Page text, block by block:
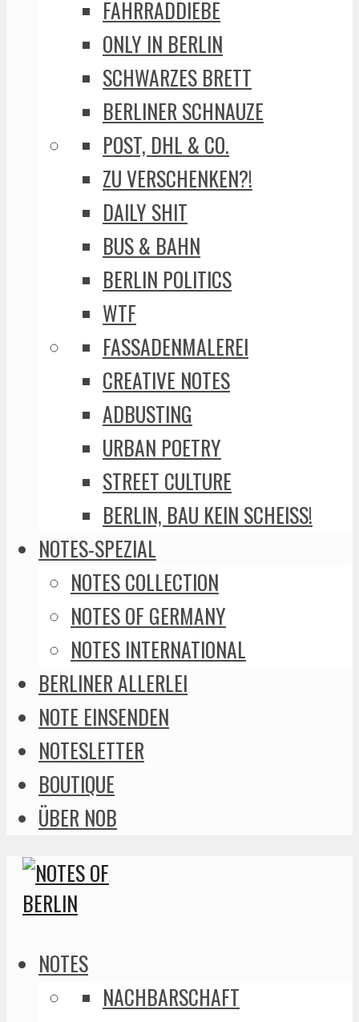
FAHRRADDIEBE
ONLY IN BERLIN
SCHWARZES BRETT
BERLINER SCHNAUZE
POST, DHL & CO.
ZU VERSCHENKEN?!
DAILY SHIT
BUS & BAHN
BERLIN POLITICS
WTF
FASSADENMALEREI
CREATIVE NOTES
ADBUSTING
URBAN POETRY
STREET CULTURE
BERLIN, BAU KEIN SCHEISS!
NOTES-SPEZIAL
NOTES COLLECTION
NOTES OF GERMANY
NOTES INTERNATIONAL
BERLINER ALLERLEI
NOTE EINSENDEN
NOTESLETTER
BOUTIQUE
ÜBER NOB
NOTES
NACHBARSCHAFT